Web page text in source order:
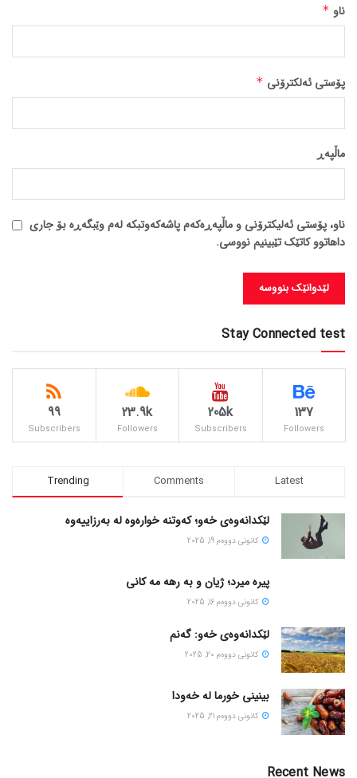
ناو *
پۆستی ئەلکترۆنی *
ماڵپه‌ڕ
ناو، پۆستی ئەلیکترۆنی و ماڵپەڕەکەم پاشەکەوتبکە لەم وێبگەڕە بۆ جاری
داهاتوو کاتێک تێبینیم نووسی.
Stay Connected test
137
Followers
205k
Subscribers
23.9k
Followers
99
Subscribers
Trending Comments Latest
لێکدانەوەی خەو؛ کەوتنە خوارەوە لە بەرزاییەوە
كانونی دووه‌م 19, 2025
پیره میرد؛ ژیان و به رهه مه کانی
كانونی دووه‌م 16, 2025
لێکدانەوەی خەو: گەنم
كانونی دووه‌م 20, 2025
بینینی خورما لە خەودا
كانونی دووه‌م 21, 2025
Recent News